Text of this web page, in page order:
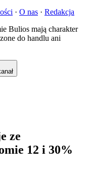
· O nas · Redakcja
Bulios mają charakter
do handlu ani
ze
12 i 30%